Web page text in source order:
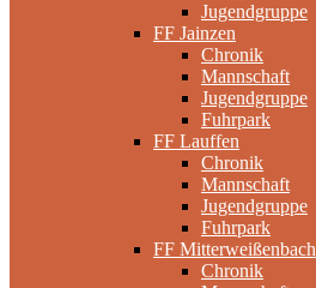
Jugendgruppe
FF Jainzen
Chronik
Mannschaft
Jugendgruppe
Fuhrpark
FF Lauffen
Chronik
Mannschaft
Jugendgruppe
Fuhrpark
FF Mitterweißenbach
Chronik